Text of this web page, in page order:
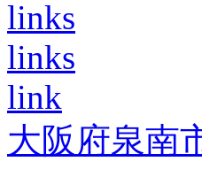
links
links
link
大阪府泉南